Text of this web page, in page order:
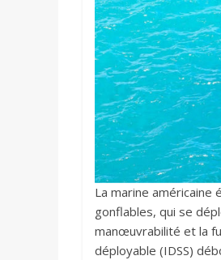
La marine américaine
gonflables, qui se
manœuvrabilité et la
déployable (IDSS)